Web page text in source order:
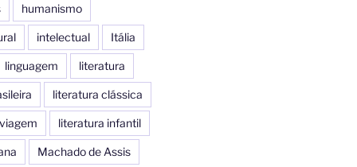
humanismo
intelectual Itália
linguagem literatura
literatura clássica
literatura infantil
Machado de Assis